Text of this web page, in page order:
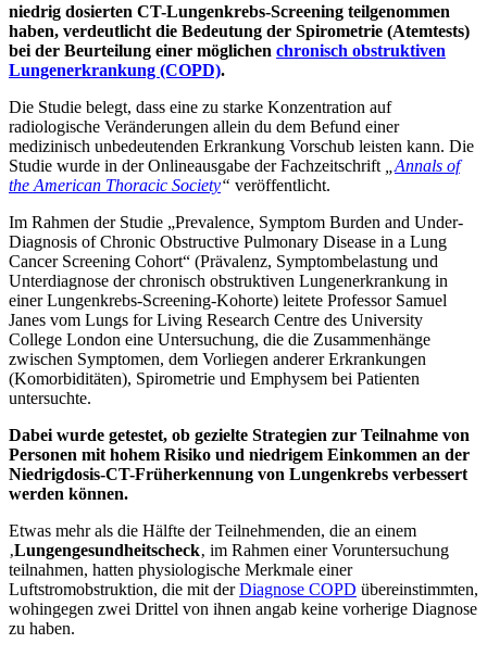
niedrig dosierten CT-Lungenkrebs-Screening teilgenommen
haben, verdeutlicht die Bedeutung der Spirometrie (Atemtests)
bei der Beurteilung einer möglichen chronisch obstruktiven
Lungenerkrankung (COPD).
Die Studie belegt, dass eine zu starke Konzentration auf
radiologische Veränderungen allein du dem Befund einer
medizinisch unbedeutenden Erkrankung Vorschub leisten kann. Die
Studie wurde in der Onlineausgabe der Fachzeitschrift
Annals of
the American Thoracic Society“ veröffentlicht.
Im Rahmen der Studie „Prevalence, Symptom Burden and Under-
Diagnosis of Chronic Obstructive Pulmonary Disease in a Lung
Cancer Screening Cohort“ (Prävalenz, Symptombelastung und
Unterdiagnose der chronisch obstruktiven Lungenerkrankung in
einer Lungenkrebs-Screening-Kohorte) leitete Professor Samuel
Janes vom Lungs for Living Research Centre des University
College London eine Untersuchung, die die Zusammenhänge
zwischen Symptomen, dem Vorliegen anderer Erkrankungen
(Komorbiditäten), Spirometrie und Emphysem bei Patienten
untersuchte.
Dabei wurde getestet, ob gezielte Strategien zur Teilnahme von
Personen mit hohem Risiko und niedrigem Einkommen an der
Niedrigdosis-CT-Früherkennung von Lungenkrebs verbessert
werden können.
Etwas mehr als die Hälfte der Teilnehmenden, die an einem
‚Lungengesundheitscheck‚ im Rahmen einer Voruntersuchung
teilnahmen, hatten physiologische Merkmale einer
Luftstromobstruktion, die mit derDiagnose COPD übereinstimmten,
wohingegen zwei Drittel von ihnen angab keine vorherige Diagnose
zu haben.